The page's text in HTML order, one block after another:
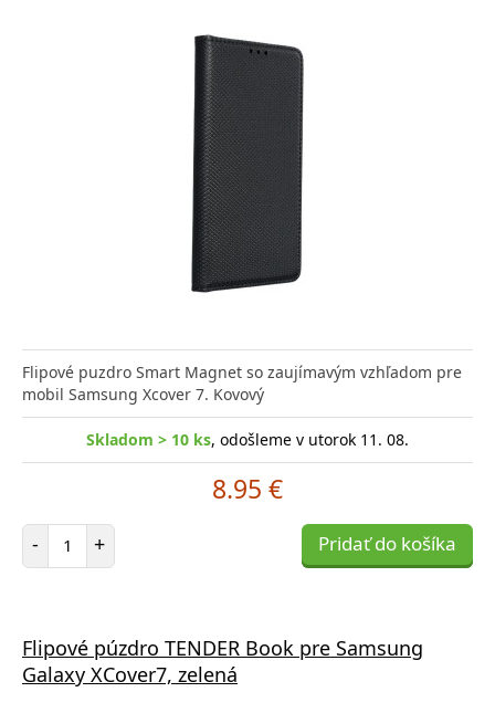
Flipové puzdro Smart Magnet so zaujímavým vzhľadom pre
mobil Samsung Xcover 7. Kovový
Skladom > 10 ks, odošleme v utorok 11. 08.
8.95 €
- Počet položiek
+ Pridať do košíka
Flipové púzdro TENDER Book pre Samsung
Galaxy XCover7, zelená